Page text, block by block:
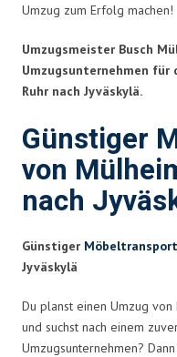
Umzug zum Erfolg machen!
Umzugsmeister Busch
Umzugsunternehmen für
Ruhr nach Jyväskylä.
Günstiger
von
nach
Günstiger Möbeltransport
Jyväskylä
Du planst einen Umzug von
und suchst nach einem
Umzugsunternehmen?